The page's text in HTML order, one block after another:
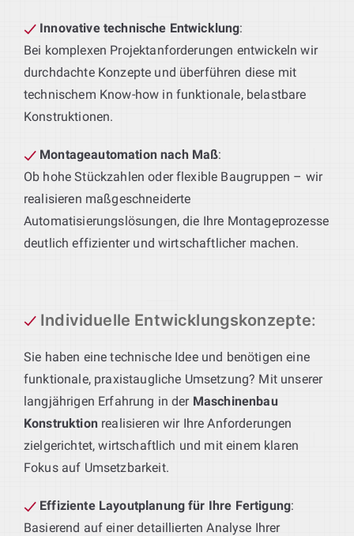
Innovative technische Entwicklung:
Bei komplexen Projektanforderungen entwickeln wir
durchdachte Konzepte und überführen diese mit
technischem Know-how in funktionale, belastbare
Konstruktionen.
Montageautomation nach Maß:
Ob hohe Stückzahlen oder flexible Baugruppen – wir
realisieren maßgeschneiderte
Automatisierungslösungen, die Ihre Montageprozesse
deutlich effizienter und wirtschaftlicher machen.
Individuelle Entwicklungskonzepte:
Sie haben eine technische Idee und benötigen eine
funktionale, praxistaugliche Umsetzung? Mit unserer
langjährigen Erfahrung in der Maschinenbau
Konstruktionrealisieren wir Ihre Anforderungen
zielgerichtet, wirtschaftlich und mit einem klaren
Fokus auf Umsetzbarkeit.
Effiziente Layoutplanung für Ihre Fertigung:
Basierend auf einer detaillierten Analyse Ihrer